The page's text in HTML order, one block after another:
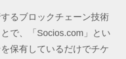
るブロックチェーン技術
で、「Socios.com」とい
保有しているだけでチケ